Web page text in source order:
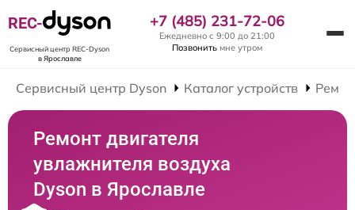
REC-
Сервисный центр REC-Dyson
в Ярославле
+7 (485) 231-72-06
Ежедневно с 9:00 до 21:00
Позвонить мне утром
Сервисный центр Dyson Каталог устройств
Ремонт двигателя
увлажнителя воздуха
Dyson в Ярославле